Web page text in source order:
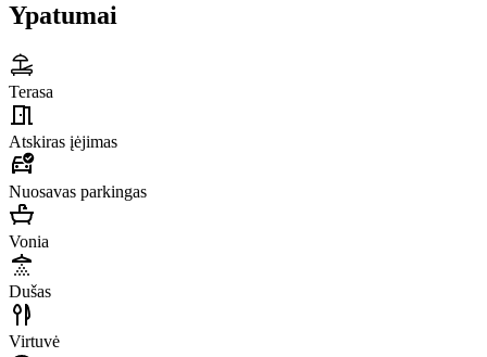
Ypatumai
Terasa
Atskiras įėjimas
Nuosavas parkingas
Vonia
Dušas
Virtuvė